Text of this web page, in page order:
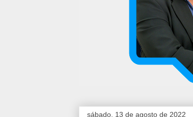
sábado, 13 de agosto de 2022